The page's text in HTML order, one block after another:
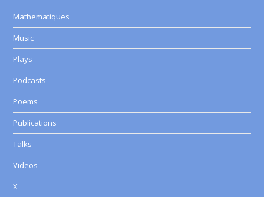
Mathematiques
Music
Plays
Podcasts
Poems
Publications
Talks
Videos
X